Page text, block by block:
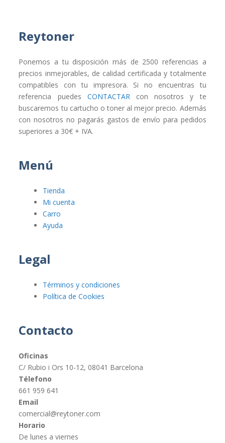
Reytoner
Ponemos a tu disposición más de 2500 referencias a
precios inmejorables, de calidad certificada y totalmente
compatibles con tu impresora. Si no encuentras tu
referencia puedes CONTACTARcon nosotros y te
buscaremos tu cartucho o toner al mejor precio. Además
con nosotros no pagarás gastos de envío para pedidos
superiores a 30€ + IVA.
Menú
Tienda
Mi cuenta
Carro
Ayuda
Legal
Términos y condiciones
Política de Cookies
Contacto
Oficinas
C/ Rubio i Ors 10-12, 08041 Barcelona
Télefono
661 959 641
Email
comercial@reytoner.com
Horario
De lunes a viernes